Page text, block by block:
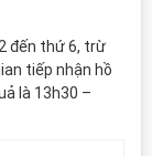
đến thứ 6, trừ
tiếp nhận hồ
là 13h30 –